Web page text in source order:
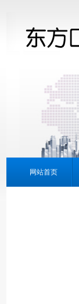
网站首页